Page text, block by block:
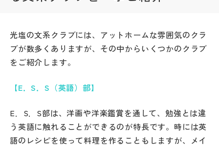
説明会・イベント情報
学校HP最新情報
光塩の文系クラブには、アットホームな雰囲気のクラ
ブが数多くありますが、その中からいくつかのクラブ
をご紹介します。
【E．S．S（英語）部】
E．S．S部は、洋画や洋楽鑑賞を通して、勉強とは違
う英語に触れることができるのが特長です。時には英
語のレシピを使って料理を作ることもしますが、メイ